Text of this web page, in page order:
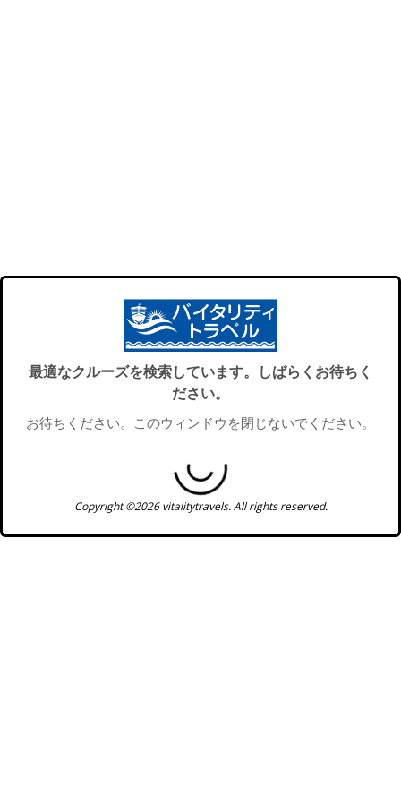
最適なクルーズを検索しています。しばらくお待ちく
ださい。
お待ちください。このウィンドウを閉じないでください。
Copyright ©2026 vitalitytravels. All rights reserved.